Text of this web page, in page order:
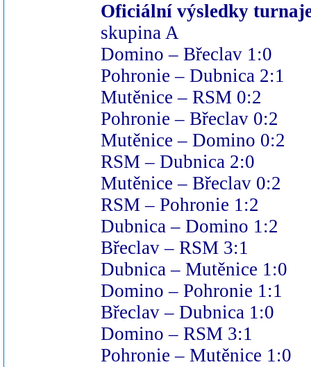
Oficiální výsledky
skupina A
Domino – Břeclav 1:0
Pohronie – Dubnica 2:1
Mutěnice – RSM 0:2
Pohronie – Břeclav 0:2
Mutěnice – Domino 0:2
RSM – Dubnica 2:0
Mutěnice – Břeclav 0:2
RSM – Pohronie 1:2
Dubnica – Domino 1:2
Břeclav – RSM 3:1
Dubnica – Mutěnice 1:0
Domino – Pohronie 1:1
Břeclav – Dubnica 1:0
Domino – RSM 3:1
Pohronie – Mutěnice 1:0